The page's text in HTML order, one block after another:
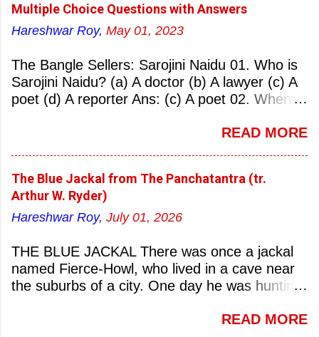
Multiple Choice Questions with Answers
Hareshwar Roy, May 01, 2023
The Bangle Sellers: Sarojini Naidu 01. Who is
Sarojini Naidu? (a) A doctor (b) A lawyer (c) A
poet (d) A reporter Ans: (c) A poet 02. When
(b) 2 March 1881 (c) 8 September 1877 (d) 27
Hyderabad (b) Mumbai (c) Kolkata (d)
Chennai Ans: (a) Hyderabad 04. Who is known
as the ‘Nightingale of India’? (a) Asha
Naidu (d) Suraiya Ans: (c) Sarojini Naidu 05.
Sarojini Naidu is known as the Nightingale of:
(a) India (b) Pakistan (c) England (d) China
Sarojini Naidu? (a) Nightingale of India (b)
READ MORE
The Blue Jackal from The Panchatantra (tr.
Arthur W. Ryder)
Hareshwar Roy, July 01, 2026
THE BLUE JACKAL There was once a jackal
named Fierce-Howl, who lived in a cave near
the suburbs of a city. One day he was hunting
wandered into the city after nightfall. There the
READ MORE